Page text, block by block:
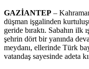
GAZİANTEP –
düşman işgalinden
geride bıraktı. Sabahın ilk
şehrin dört bir yanında
meydanı, ellerinde Türk
vatandaş sayesinde adeta